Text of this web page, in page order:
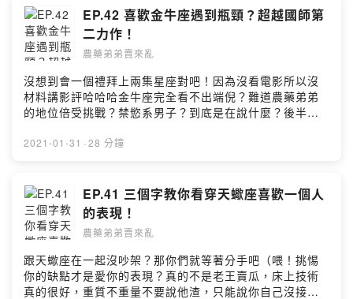
https://open.firstory.me/story/ckklf9hi9j94a0845ibl5n
w10?m=comment🧚🏻‍♂️小額贊助農藥弟弟讓我們更有動力
做好節目 🧚🏻‍♀️https://pay.firstory.me/user/nongyaodidi
背景音樂出處：Happy Life
https://www.cdbabylicensing.com/track/Mzg1OTE3ND
AtYzZiOWRj/飛翔鉄塔 https://dova-
s.jp/bgm/play2105.htmlPowered by Firstory Hosting
EP.42 喜歡金牛座遇到瓶頸？超越國師第
二力作！
農藥弟弟賣來亂
沒想到會一個禮拜上兩集星座對吧！因為沒看電影所以沒
材料講影評哈哈哈金牛座完全看不出端倪？難道農藥弟弟
的地位倍受挑戰？禁慾系男子？到底是在說什麼？後半段
集克漏字：金牛座無法辨認喜歡，克漏字也遇到瓶頸。愛
IG：農藥弟弟賣來亂/nongyaodidi🔍FB：農藥弟弟賣來亂
🦆留言給農藥弟弟&鴨鴨老師 🦆
https://open.firstory.me/story/ckkjmc1z2ybrx0854cgb
ecsiy?m=comment🧚🏻‍♂️小額贊助農藥弟弟讓我們更有動力
做好節目 🧚🏻‍♀️https://pay.firstory.me/user/nongyaodidi
背景音樂出處：Happy Life
https://www.cdbabylicensing.com/track/Mzg1OTE3ND
2021-01-31 · 28 分鐘
EP.41 三個字教你看穿天蠍座喜歡一個人
的表現！
農藥弟弟賣來亂
跟天蠍座在一起沒吵架？那你們就等著分手吧（喂！挑惕
你的缺點才是愛你的表現？真的不是老王賣瓜，床上技術
真的很好，重質不重量不要說他渣，只能說你自己沒接地